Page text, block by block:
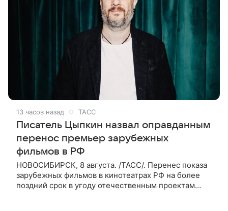
13 часов назад ТАСС
Писатель Цыпкин назвал оправданным
перенос премьер зарубежных
фильмов в РФ
НОВОСИБИРСК, 8 августа. /ТАСС/. Перенес показа
зарубежных фильмов в кинотеатрах РФ на более
поздний срок в угоду отечественным проектам